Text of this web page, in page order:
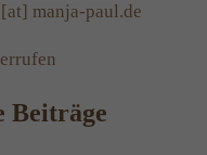
manja-paul.de
Beiträge